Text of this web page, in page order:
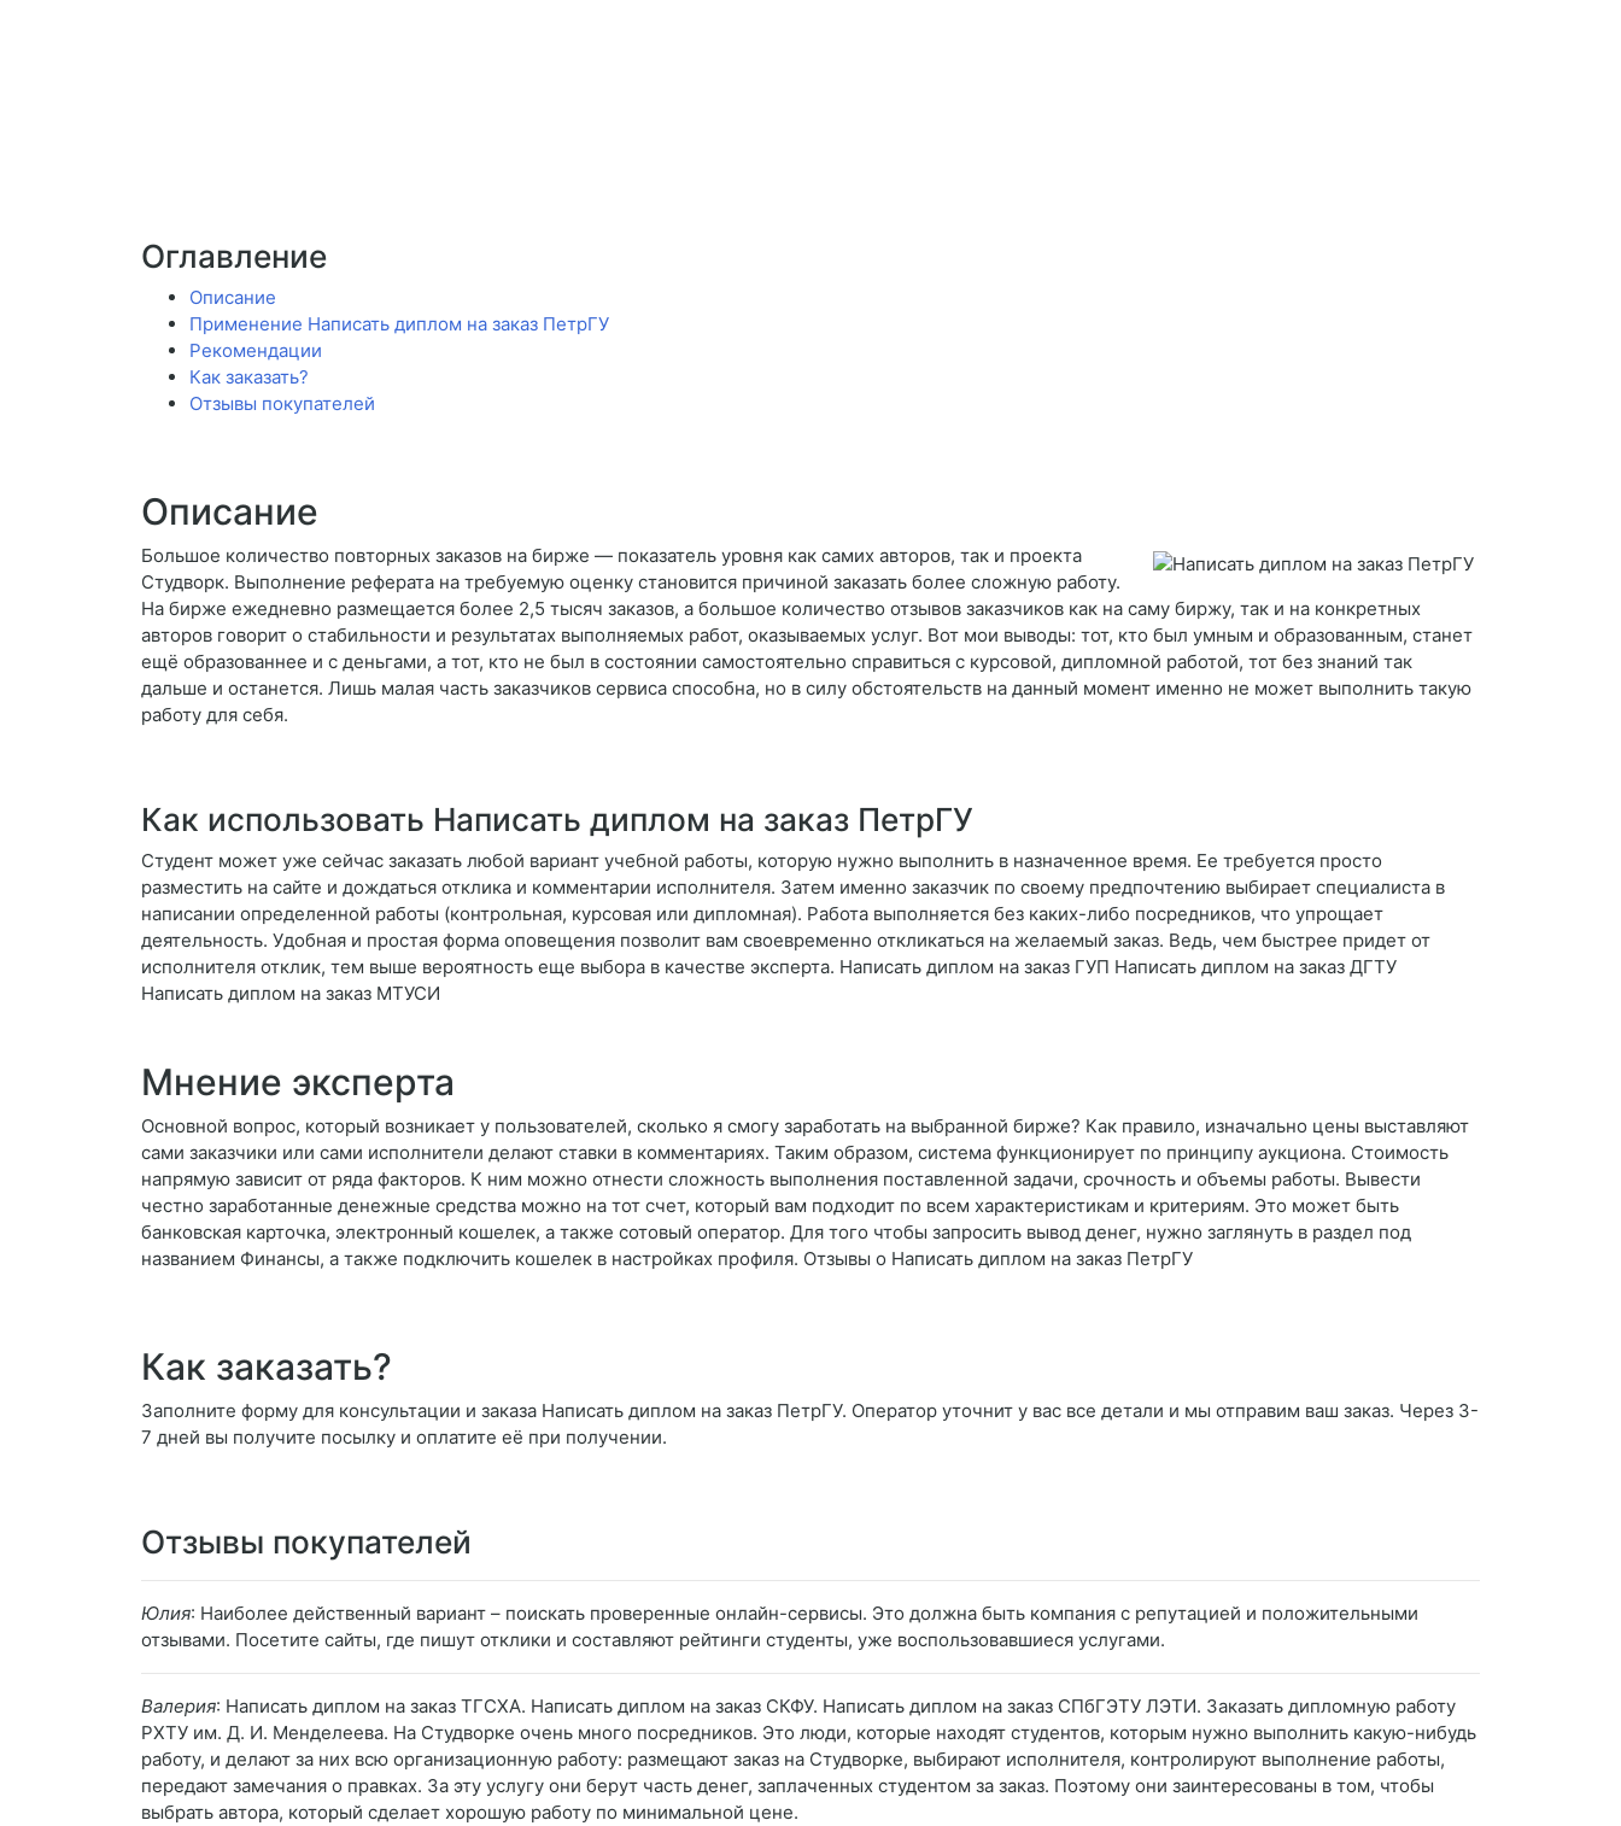
Оглавление
Описание
Применение Написать диплом на заказ ПетрГУ
Рекомендации
Как заказать?
Отзывы покупателей
Описание
Большое количество повторных заказов на бирже — показатель уровня как самих авторов, так и проекта
Студворк. Выполнение реферата на требуемую оценку становится причиной заказать более сложную работу.
На бирже ежедневно размещается более 2,5 тысяч заказов, а большое количество отзывов заказчиков как на саму биржу, так и на конкретных
авторов говорит о стабильности и результатах выполняемых работ, оказываемых услуг. Вот мои выводы: тот, кто был умным и образованным, станет
ещё образованнее и с деньгами, а тот, кто не был в состоянии самостоятельно справиться с курсовой, дипломной работой, тот без знаний так
дальше и останется. Лишь малая часть заказчиков сервиса способна, но в силу обстоятельств на данный момент именно не может выполнить такую
работу для себя.
Как использовать Написать диплом на заказ ПетрГУ
Студент может уже сейчас заказать любой вариант учебной работы, которую нужно выполнить в назначенное время. Ее требуется просто
разместить на сайте и дождаться отклика и комментарии исполнителя. Затем именно заказчик по своему предпочтению выбирает специалиста в
написании определенной работы (контрольная, курсовая или дипломная). Работа выполняется без каких-либо посредников, что упрощает
деятельность. Удобная и простая форма оповещения позволит вам своевременно откликаться на желаемый заказ. Ведь, чем быстрее придет от
исполнителя отклик, тем выше вероятность еще выбора в качестве эксперта. Написать диплом на заказ ГУП Написать диплом на заказ ДГТУ
Написать диплом на заказ МТУСИ
Мнение эксперта
Основной вопрос, который возникает у пользователей, сколько я смогу заработать на выбранной бирже? Как правило, изначально цены выставляют
сами заказчики или сами исполнители делают ставки в комментариях. Таким образом, система функционирует по принципу аукциона. Стоимость
напрямую зависит от ряда факторов. К ним можно отнести сложность выполнения поставленной задачи, срочность и объемы работы. Вывести
честно заработанные денежные средства можно на тот счет, который вам подходит по всем характеристикам и критериям. Это может быть
банковская карточка, электронный кошелек, а также сотовый оператор. Для того чтобы запросить вывод денег, нужно заглянуть в раздел под
названием Финансы, а также подключить кошелек в настройках профиля. Отзывы о Написать диплом на заказ ПетрГУ
Как заказать?
Заполните форму для консультации и заказа Написать диплом на заказ ПетрГУ. Оператор уточнит у вас все детали и мы отправим ваш заказ. Через 3-
7 дней вы получите посылку и оплатите её при получении.
Отзывы покупателей
Юлия: Наиболее действенный вариант – поискать проверенные онлайн-сервисы. Это должна быть компания с репутацией и положительными
отзывами. Посетите сайты, где пишут отклики и составляют рейтинги студенты, уже воспользовавшиеся услугами.
Валерия: Написать диплом на заказ ТГСХА. Написать диплом на заказ СКФУ. Написать диплом на заказ СПбГЭТУ ЛЭТИ. Заказать дипломную работу
РХТУ им. Д. И. Менделеева. На Студворке очень много посредников. Это люди, которые находят студентов, которым нужно выполнить какую-нибудь
работу, и делают за них всю организационную работу: размещают заказ на Студворке, выбирают исполнителя, контролируют выполнение работы,
передают замечания о правках. За эту услугу они берут часть денег, заплаченных студентом за заказ. Поэтому они заинтересованы в том, чтобы
выбрать автора, который сделает хорошую работу по минимальной цене.